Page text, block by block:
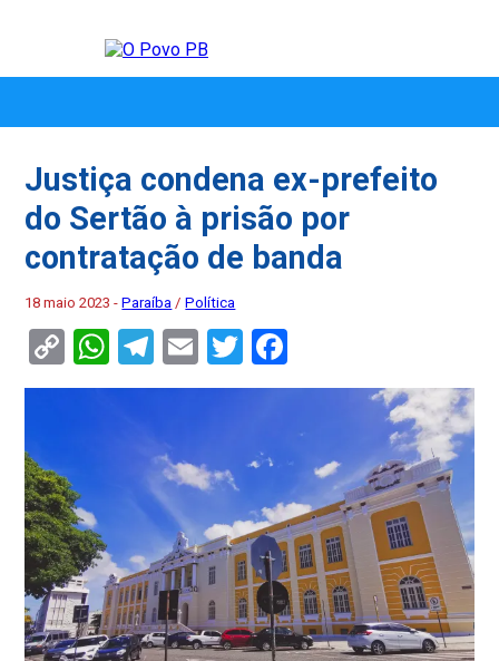
Justiça condena ex-prefeito
do Sertão à prisão por
contratação de banda
18 maio 2023 -Paraíba /Política
Copy
Link
WhatsApp
Telegram
EmailTwitter